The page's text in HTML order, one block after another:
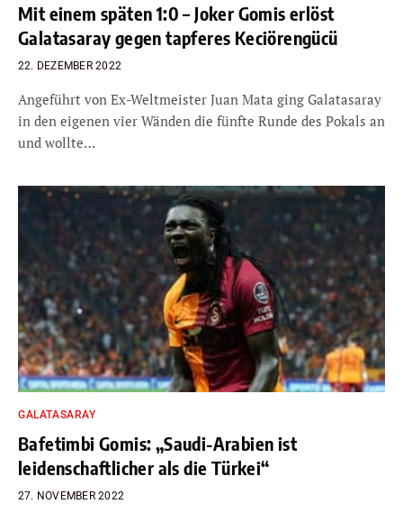
Mit einem späten 1:0 – Joker Gomis erlöst
Galatasaray gegen tapferes Keciörengücü
22. DEZEMBER 2022
Angeführt von Ex-Weltmeister Juan Mata ging Galatasaray
in den eigenen vier Wänden die fünfte Runde des Pokals an
und wollte…
GALATASARAY
Bafetimbi Gomis: „Saudi-Arabien ist
leidenschaftlicher als die Türkei“
27. NOVEMBER 2022